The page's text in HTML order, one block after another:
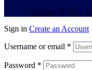
Copyright ⓒ 2025
Sign in Create an Account
Username or email *
Password *